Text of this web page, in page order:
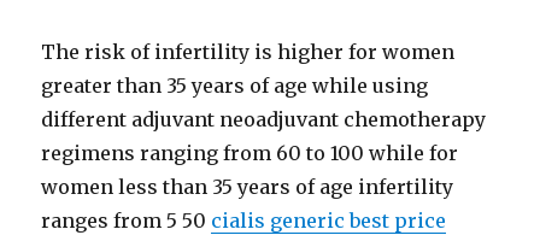
The risk of infertility is higher for women
greater than 35 years of age while using
different adjuvant neoadjuvant chemotherapy
regimens ranging from 60 to 100 while for
women less than 35 years of age infertility
ranges from 5 50 cialis generic best price